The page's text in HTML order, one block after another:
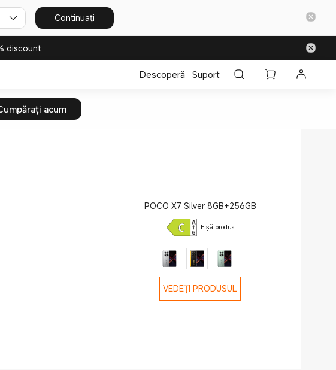
Continuați
discount
Descoperă Suport
acum
POCO X7 Silver 8GB+256GB
Fișă produs
VEDEȚI PRODUSUL